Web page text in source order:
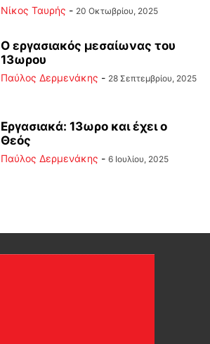
Νίκος Ταυρής - 20 Οκτωβρίου, 2025
Ο εργασιακός μεσαίωνας του
13ωρου
Παύλος Δερμενάκης - 28 Σεπτεμβρίου, 2025
Εργασιακά: 13ωρο και έχει ο
Θεός
Παύλος Δερμενάκης - 6 Ιουλίου, 2025